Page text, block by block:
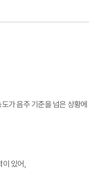
가 음주 기준을 넘은 상황에
이 있어,